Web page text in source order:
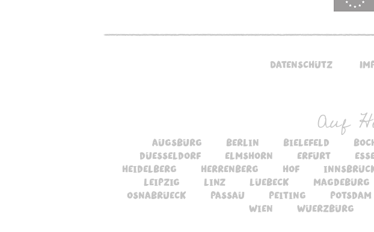
Datenschutz
Auf
augsburg berlin bielefeld
duesseldorf
elmshorn erfurt
heidelberg
herrenberg hof
leipzig
linz luebeck magdeburg
osnabrueck
passau peiting potsdam
wien
wuerzburg